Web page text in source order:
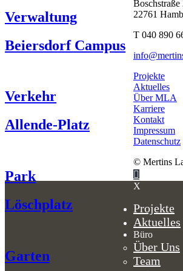
Verwaltung
Beiersdorf Campus
Verkehr
Allende-Platz
Park
Löschplatz
Garten
Boschstraße
22761
T 040 890
Projekte
Aktuelles
Über MLA
Karriere
Kontakt
Impressum
Datenschutz
© Mertins
X
Projekte
Aktuelles
Büro
Über Uns
Team